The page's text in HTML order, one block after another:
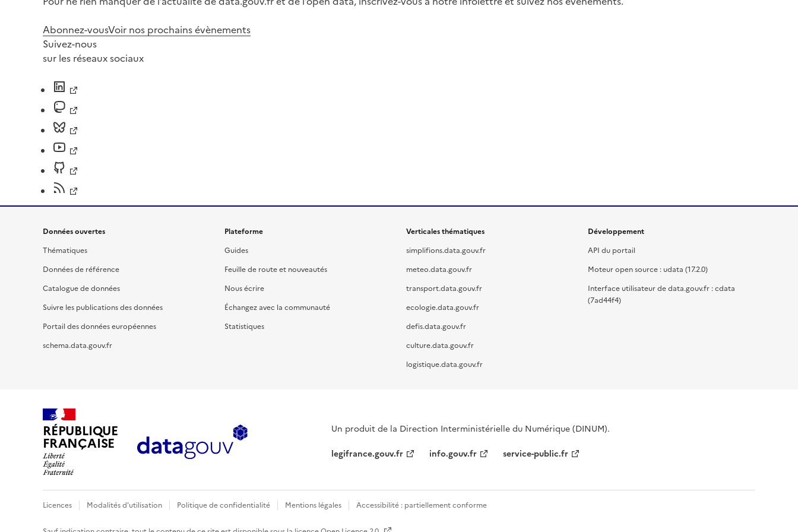
Abonnez-vousVoir nos prochains évènements
Suivez-nous
sur les réseaux sociaux
Données ouvertes
Thématiques
Données de référence
Catalogue de données
Suivre les publications des données
Portail des données européennes
schema.data.gouv.fr
Plateforme
Guides
Feuille de route et nouveautés
Nous écrire
Échangez avec la communauté
Statistiques
Verticales thématiques
simplifions.data.gouv.fr
meteo.data.gouv.fr
transport.data.gouv.fr
ecologie.data.gouv.fr
defis.data.gouv.fr
culture.data.gouv.fr
logistique.data.gouv.fr
Développement
API du portail
Moteur open source : udata (17.2.0)
Interface utilisateur de data.gouv.fr : cdata
(7ad44f4)
RÉPUBLIQUE
FRANÇAISE
Un produit de la Direction Interministérielle du Numérique (DINUM).
legifrance.gouv.fr
info.gouv.fr service-public.fr
Licences Modalités d'utilisation Politique de confidentialité Mentions légales Accessibilité : partiellement conforme